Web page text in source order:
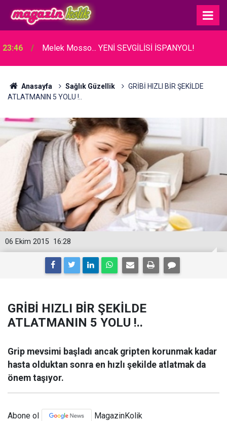
23:46 Melek Mosso... YENİ SEVGİLİSİ İSPANYOL!
Anasayfa Sağlık Güzellik
GRİBİ HIZLI BİR ŞEKİLDE
ATLATMANIN 5 YOLU !..
16:28
06 Ekim 2015
GRİBİ HIZLI BİR ŞEKİLDE
ATLATMANIN 5 YOLU !..
Grip mevsimi başladı ancak gripten korunmak kadar
hasta olduktan sonra en hızlı şekilde atlatmak da
önem taşıyor.
Abone ol MagazinKolik